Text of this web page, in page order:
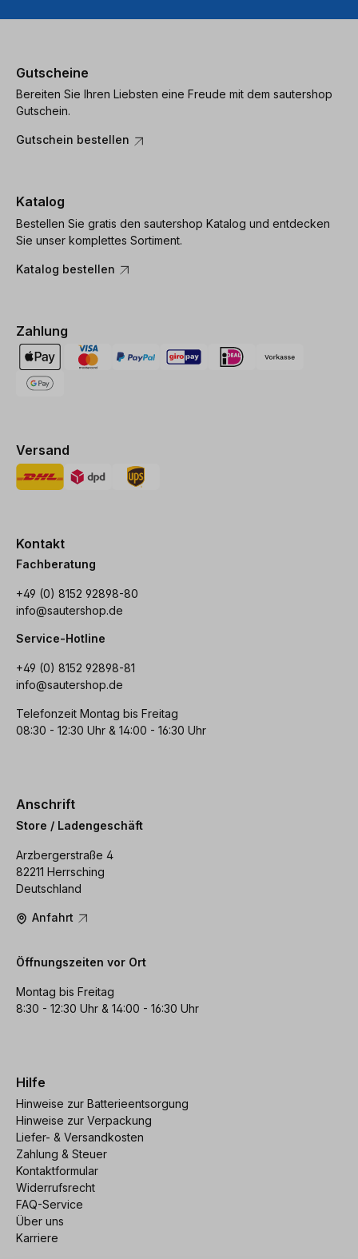
Gutscheine
Bereiten Sie Ihren Liebsten eine Freude mit dem sautershop
Gutschein.
Gutschein bestellen
Katalog
Bestellen Sie gratis den sautershop Katalog und entdecken
Sie unser komplettes Sortiment.
Katalog bestellen
Zahlung
Versand
Kontakt
Fachberatung
+49 (0) 8152 92898-80
info@sautershop.de
Service-Hotline
+49 (0) 8152 92898-81
info@sautershop.de
Telefonzeit Montag bis Freitag
08:30 - 12:30 Uhr & 14:00 - 16:30 Uhr
Anschrift
Store / Ladengeschäft
Arzbergerstraße 4
82211 Herrsching
Deutschland
Anfahrt
Öffnungszeiten vor Ort
Montag bis Freitag
8:30 - 12:30 Uhr & 14:00 - 16:30 Uhr
Hilfe
Hinweise zur Batterieentsorgung
Hinweise zur Verpackung
Liefer- & Versandkosten
Zahlung & Steuer
Kontaktformular
Widerrufsrecht
FAQ-Service
Über uns
Karriere